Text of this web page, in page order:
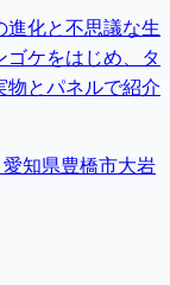
進化と不思議な生
ゴケをはじめ、タ
物とパネルで紹介
知県豊橋市大岩